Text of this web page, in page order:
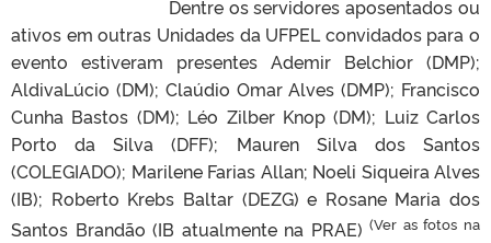
Dentre os servidores aposentados ou
ativos em outras Unidades da UFPEL convidados para o
evento estiveram presentes Ademir Belchior (DMP);
AldivaLúcio (DM); Claúdio Omar Alves (DMP); Francisco
Cunha Bastos (DM); Léo Zilber Knop (DM); Luiz Carlos
Porto da Silva (DFF); Mauren Silva dos Santos
(COLEGIADO); Marilene Farias Allan; Noeli Siqueira Alves
(IB); Roberto Krebs Baltar (DEZG) e Rosane Maria dos
Santos Brandão (IB atualmente na PRAE)(Ver as fotos na